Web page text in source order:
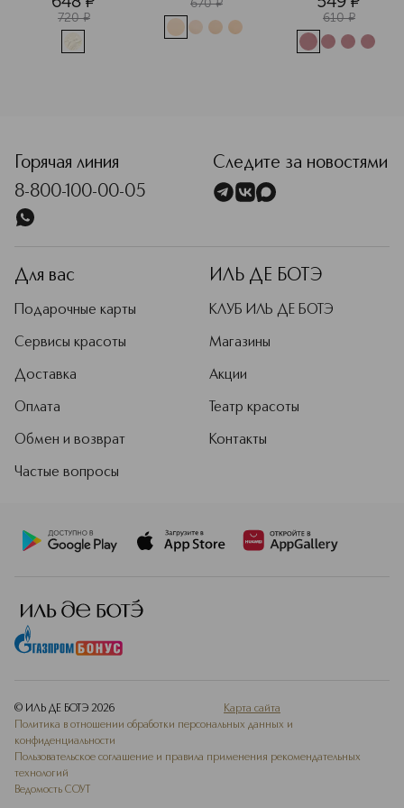
720 ¤
670 ¤
610 ¤
Горячая линия
8-800-100-00-05
Следите за новостями
Для вас
Подарочные карты
Сервисы красоты
Доставка
Оплата
Обмен и возврат
Частые вопросы
ИЛЬ ДЕ БОТЭ
КЛУБ ИЛЬ ДЕ БОТЭ
Магазины
Акции
Театр красоты
Контакты
© ИЛЬ ДЕ БОТЭ 2026
Карта сайта
Политика в отношении обработки персональных данных и
конфиденциальности
Пользовательское соглашение и правила применения рекомендательных
технологий
Ведомость СОУТ